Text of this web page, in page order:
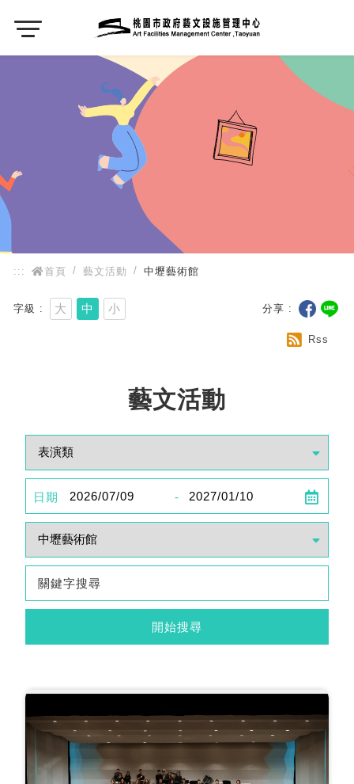
::: 首頁 藝文活動 中壢藝術館
字級 大 中 小 分享
Rss
藝文活動
日期 -
開始搜尋